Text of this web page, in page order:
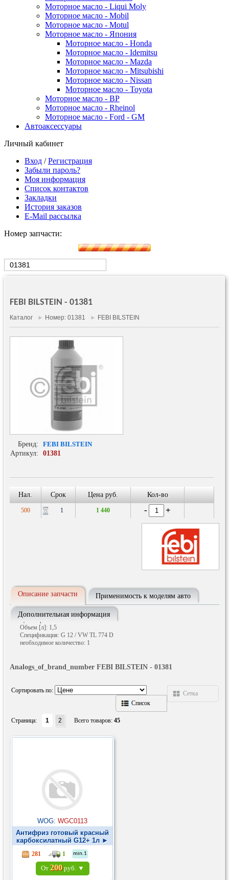
Моторное масло - Liqui Moly
Моторное масло - Mobil
Моторное масло - Motul
Моторное масло - Япония
Моторное масло - Honda
Моторное масло - Idemitsu
Моторное масло - Mazda
Моторное масло - Mitsubishi
Моторное масло - Nissan
Моторное масло - Toyota
Моторное масло - BP
Моторное масло - Rheinol
Моторное масло - Ford - GM
Автоаксессуары
Личный кабинет
Вход /Регистрация
Забыли пароль?
Моя информация
Список контактов
Закладки
История заказов
E-Mail рассылка
Номер запчасти:
FEBI BILSTEIN - 01381
Каталог ► Номер: 01381 ► FEBI BILSTEIN
Бренд:
FEBI BILSTEIN
Артикул:
01381
Нал. Срок Цена руб. Кол-во
500 1 1 440 - +
Описание запчасти Применимость к моделям авто
Дополнительная информация
Цвет: Красный
Объем [л]: 1,5
Спецификация: G 12 / VW TL 774 D
необходимое количество: 1
Analogs_of_brand_number FEBI BILSTEIN - 01381
Сортировать по:
Сетка
Список
Страница: 1 2 Всего товаров: 45
WOG: WGC0113
Антифриз готовый красный
карбоксилатный G12+ 1л ►
281 1 min.1
От 200руб. ▼